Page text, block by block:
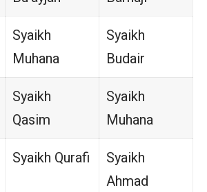
Syaikh
Muhana
Syaikh
Budair
Syaikh
Qasim
Syaikh
Muhana
Syaikh Qurafi
Syaikh
Ahmad